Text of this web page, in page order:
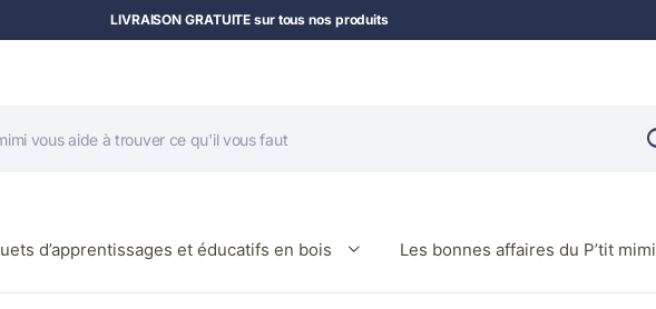
LIVRAISON GRATUITE sur tous nos produits
d’apprentissages et éducatifs en bois Les bonnes affaires du P’tit mimi